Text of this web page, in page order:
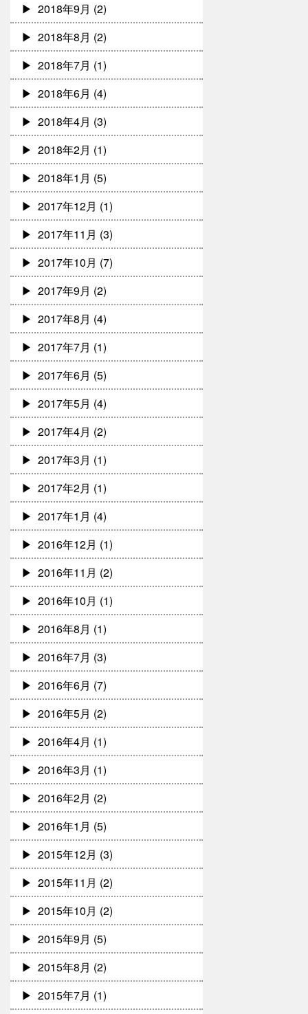
2018年9月 (2)
2018年8月 (2)
2018年7月 (1)
2018年6月 (4)
2018年4月 (3)
2018年2月 (1)
2018年1月 (5)
2017年12月 (1)
2017年11月 (3)
2017年10月 (7)
2017年9月 (2)
2017年8月 (4)
2017年7月 (1)
2017年6月 (5)
2017年5月 (4)
2017年4月 (2)
2017年3月 (1)
2017年2月 (1)
2017年1月 (4)
2016年12月 (1)
2016年11月 (2)
2016年10月 (1)
2016年8月 (1)
2016年7月 (3)
2016年6月 (7)
2016年5月 (2)
2016年4月 (1)
2016年3月 (1)
2016年2月 (2)
2016年1月 (5)
2015年12月 (3)
2015年11月 (2)
2015年10月 (2)
2015年9月 (5)
2015年8月 (2)
2015年7月 (1)